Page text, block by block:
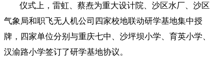
仪式上，雷虹、蔡焘为重大设计院、沙区水厂、沙区
气象局和职飞无人机公司四家校地联动研学基地集中授
牌，四家单位分别与重庆七中、沙坪坝小学、育英小学、
汉渝路小学签订了研学基地协议。